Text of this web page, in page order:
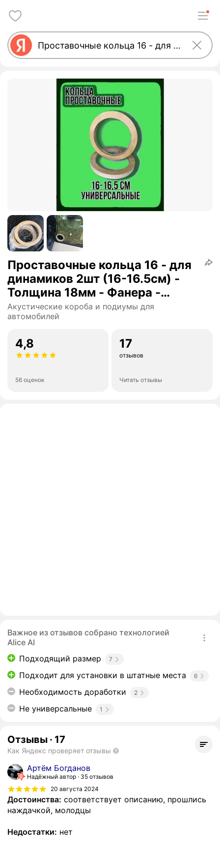
Проставочные кольца 16 - для
динамиков 2шт (16-16.5см) -
Толщина 18мм - Фанера -
проставки для динамиков
Акустические короба и подиумы для
автомобилей
4,8
56 оценок
17
отзывов
Читать отзывы
Важное из отзывов собрано технологией
Alice AI
Подходящий размер
7
Подходит для установки в штатные места 6
Необходимость доработки 2
Не универсальные 1
Отзывы · 17
Как Яндекс проверяет отзывы
Артём Богданов
Надёжный автор
35 отзывов
20 августа 2024
Достоинства: соответствует описанию, прошлись
наждачкой, молодцы
Недостатки: нет